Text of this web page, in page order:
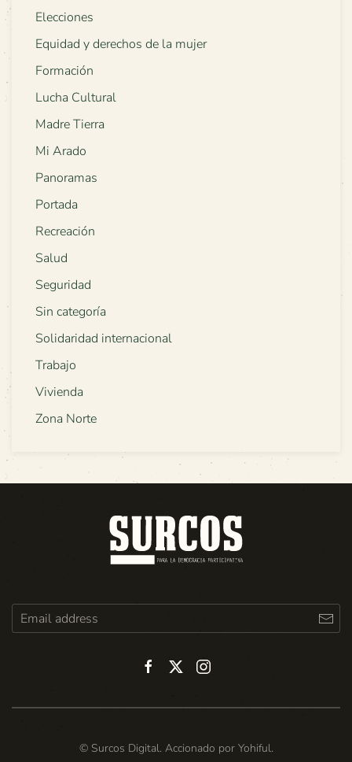
Elecciones
Equidad y derechos de la mujer
Formación
Lucha Cultural
Madre Tierra
Mi Arado
Panoramas
Portada
Recreación
Salud
Seguridad
Sin categoría
Solidaridad internacional
Trabajo
Vivienda
Zona Norte
© Surcos Digital. Accionado por Yohiful.